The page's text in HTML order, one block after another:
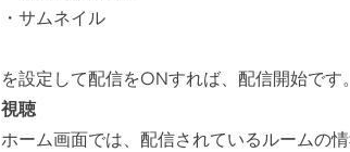
・サムネイル
を設定して配信をONすれば、配信開始で
視聴
ホーム画面では、配信されているルームの